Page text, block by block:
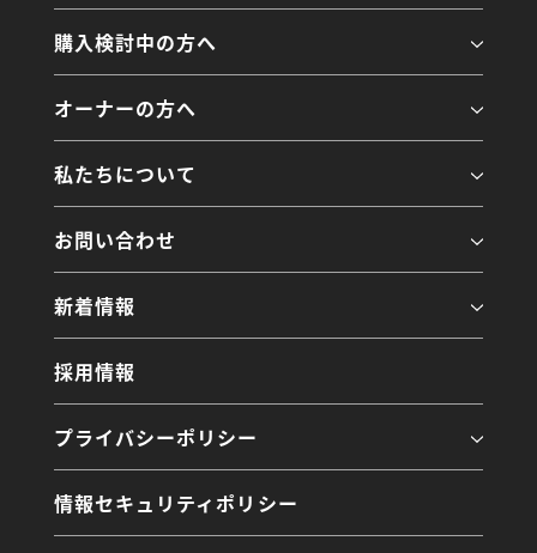
購入検討中の方へ
オーナーの方へ
私たちについて
お問い合わせ
新着情報
採用情報
プライバシーポリシー
情報セキュリティポリシー